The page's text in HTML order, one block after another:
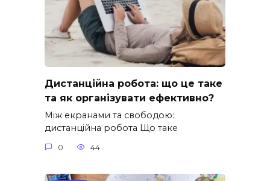
Дистанційна робота: що це таке
та як організувати ефективно?
Між екранами та свободою:
дистанційна робота Що таке
0 44